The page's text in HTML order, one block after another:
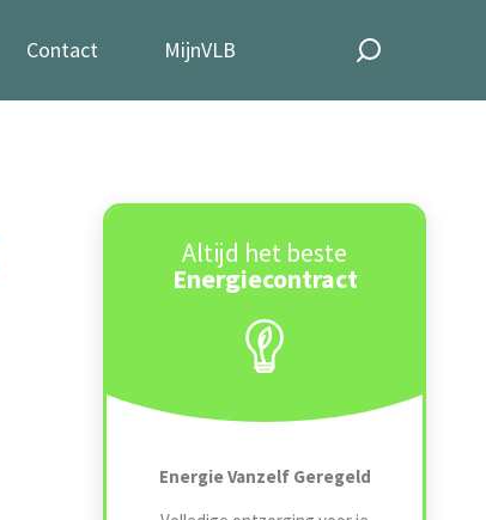
Contact MijnVLB
Altijd het beste
Energiecontract
Energie Vanzelf Geregeld